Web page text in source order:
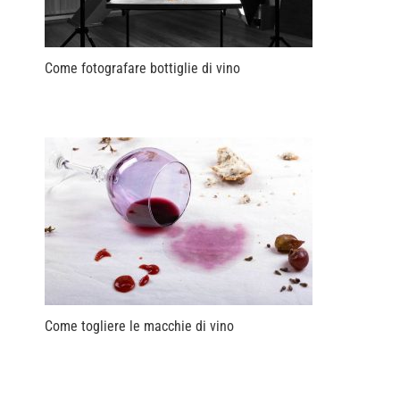
Come fotografare bottiglie di vino
Come togliere le macchie di vino